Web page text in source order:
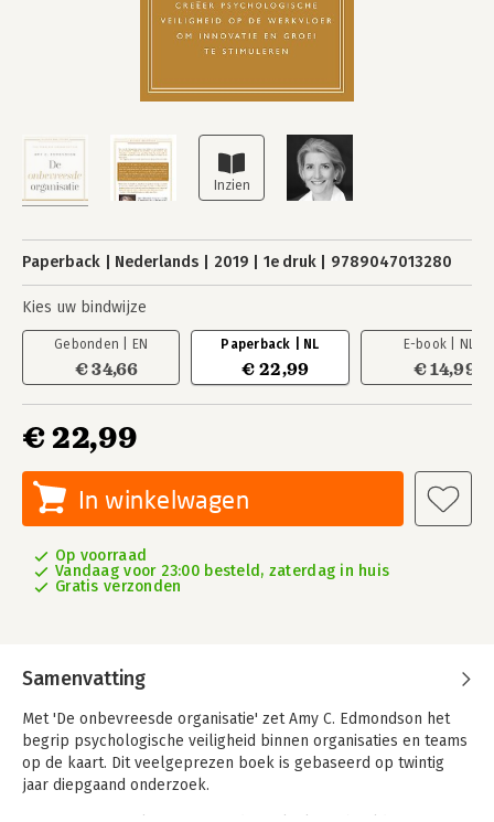
Paperback Nederlands 2019 1e druk 9789047013280
Kies uw bindwijze
Gebonden | EN
€ 34,66
Paperback | NL
€ 22,99
E-book | NL
€ 14,99
€ 22,99
In winkelwagen
Op voorraad
Vandaag voor 23:00 besteld, zaterdag in huis
Gratis verzonden
Samenvatting
Met 'De onbevreesde organisatie' zet Amy C. Edmondson het
begrip psychologische veiligheid binnen organisaties en teams
op de kaart. Dit veelgeprezen boek is gebaseerd op twintig
jaar diepgaand onderzoek.